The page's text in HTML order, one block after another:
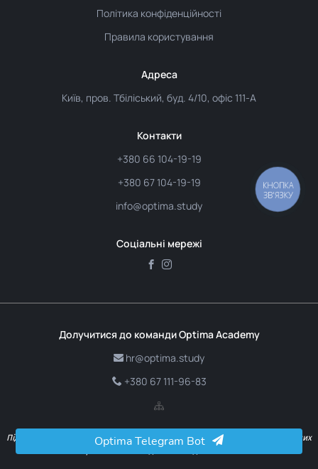
Політика конфіденційності
Правила користування
Адреса
Київ, пров. Тбіліський, буд. 4/10, офіс 111-А
Контакти
+380 66 104-19-19
+380 67 104-19-19
info@optima.study
Соціальні мережі
Долучитися до команди Optima Academy
hr@optima.study
+380 67 111-96-83
Підтверджуючи реєстрацію, ви надаєте згоду на отримання інформаційних
Optima Telegram Bot
КНОПКА
ЗВ'ЯЗКУ